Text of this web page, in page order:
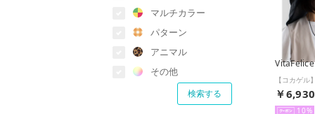
マルチカラー
パターン
アニマル
その他
VitaFelice
￥6,930
10